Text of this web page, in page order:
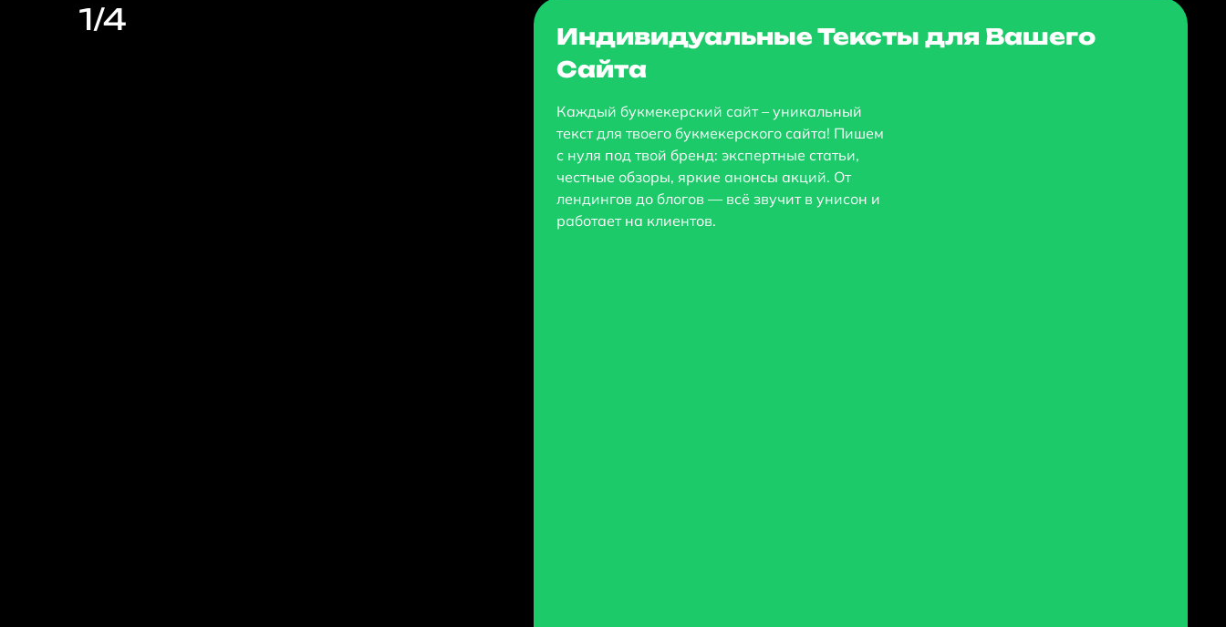
1/4
Индивидуальные Тексты для Вашего
Сайта
Каждый букмекерский сайт – уникальный
текст для твоего букмекерского сайта! Пишем
с нуля под твой бренд: экспертные статьи,
честные обзоры, яркие анонсы акций. От
лендингов до блогов — всё звучит в унисон и
работает на клиентов.